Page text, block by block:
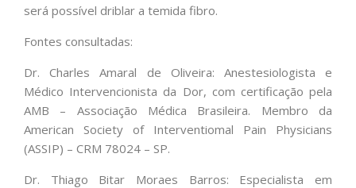
será possível driblar a temida fibro.
Fontes consultadas:
Dr. Charles Amaral de Oliveira: Anestesiologista e
Médico Intervencionista da Dor, com certificação pela
AMB – Associação Médica Brasileira. Membro da
American Society of Interventiomal Pain Physicians
(ASSIP) – CRM 78024 – SP.
Dr. Thiago Bitar Moraes Barros: Especialista em